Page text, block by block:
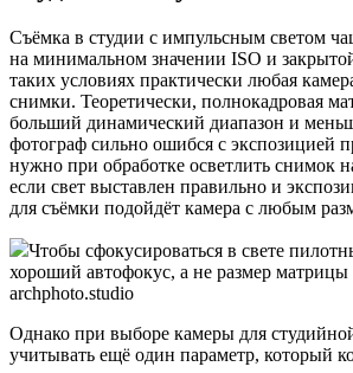
Съёмка в студии с импульсным светом
на минимальном значении ISO и
таких условиях практически любая
снимки. Теоретически, полнокадровая
больший динамический диапазон и
фотограф сильно ошибся с экспозицией
нужно при обработке осветлить снимок
если свет выставлен правильно и
для съёмки подойдёт камера с любым
Чтобы сфокусироваться в свете
хороший автофокус, а не размер
archphoto.studio
Однако при выборе камеры для
учитывать ещё один параметр, который